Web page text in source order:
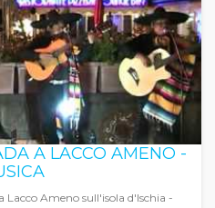
A LACCO AMENO -
Lacco Ameno sull'isola d'Ischia -